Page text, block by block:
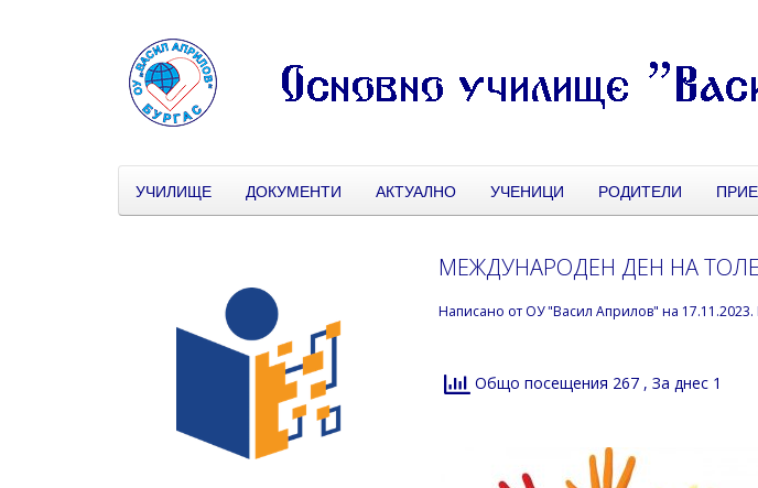
УЧИЛИЩЕ ДОКУМЕНТИ АКТУАЛНО УЧЕНИЦИ РОДИТЕЛИ
МЕЖДУНАРОДЕН ДЕН НА
Написано от ОУ "Васил Априлов" на 17.11.2023
Общо посещения 267 , За днес 1